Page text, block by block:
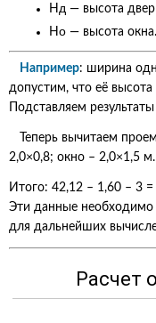
H д — высота
H o — высота окна.
Например: ширина
допустим, что её
Подставляем
Теперь вычитаем
2,0×0,8; окно – 2,0×1,5 м.
Итого: 42,12 – 1,60 – 3
Эти данные необходимо
для дальнейших
Расчет